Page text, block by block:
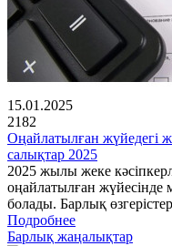
15.01.2025
2182
Оңайлатылған жүйедегі
салықтар 2025
2025 жылы жеке
оңайлатылған жүйесінде
болады. Барлық
Подробнее
Барлық жаңалықтар